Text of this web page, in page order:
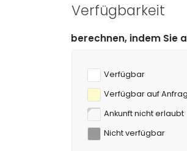
Verfügbarkeit
indem Sie auf das
Verfügbar
Verfügbar auf
Ankunft nicht erlaubt
Nicht verfügbar